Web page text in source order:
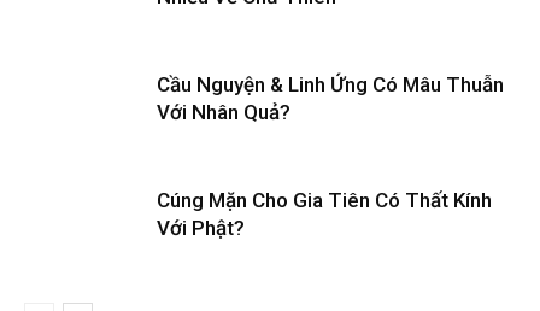
Cầu Nguyện & Linh Ứng Có Mâu Thuẫn
Với Nhân Quả?
Cúng Mặn Cho Gia Tiên Có Thất Kính
Với Phật?